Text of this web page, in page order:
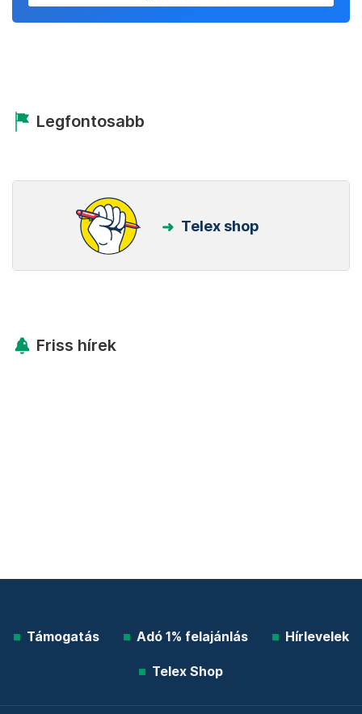
Legfontosabb
Telex shop
Friss hírek
Támogatás Adó 1% felajánlás Hírlevelek
Telex Shop